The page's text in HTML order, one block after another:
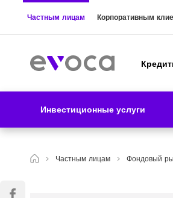
Частным лицам Корпоративным
Инвестиционные услуги
Частным лицам Фондовый